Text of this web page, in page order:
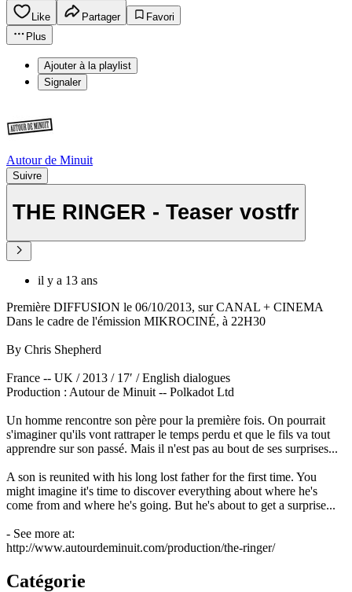
Like Partager
Favori
Plus
Ajouter à la playlist
Signaler
Autour de Minuit
Suivre
THE RINGER - Teaser vostfr
il y a 13 ans
Première DIFFUSION le 06/10/2013, sur CANAL + CINEMA
Dans le cadre de l'émission MIKROCINÉ, à 22H30
By Chris Shepherd
France -- UK / 2013 / 17′ / English dialogues
Production : Autour de Minuit -- Polkadot Ltd
Un homme rencontre son père pour la première fois. On pourrait
s'imaginer qu'ils vont rattraper le temps perdu et que le fils va tout
apprendre sur son passé. Mais il n'est pas au bout de ses surprises...
A son is reunited with his long lost father for the first time. You
might imagine it's time to discover everything about where he's
come from and where he's going. But he's about to get a surprise...
- See more at:
http://www.autourdeminuit.com/production/the-ringer/
Catégorie